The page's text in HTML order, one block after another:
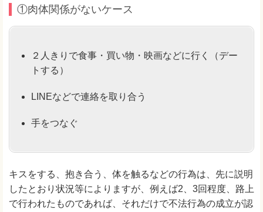
①肉体関係がないケース
２人きりで食事・買い物・映画などに行く（デー
トする）
LINEなどで連絡を取り合う
手をつなぐ
キスをする、抱き合う、体を触るなどの行為は、先に説明
したとおり状況等によりますが、例えば2、3回程度、路上
で行われたものであれば、それだけで不法行為の成立が認